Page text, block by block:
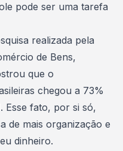
pode ser uma tarefa
realizada pela
de Bens,
que o
chegou a 73%
Esse fato, por si só,
de mais organização e
dinheiro.